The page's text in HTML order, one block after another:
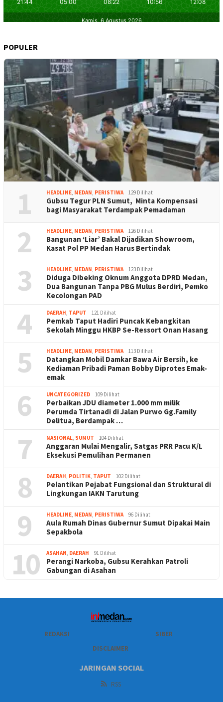
POPULER
1 HEADLINE, MEDAN, PERISTIWA 129 Dilihat
Gubsu Tegur PLN Sumut, Minta Kompensasi
bagi Masyarakat Terdampak Pemadaman
2 HEADLINE, MEDAN, PERISTIWA 126 Dilihat
Bangunan ‘Liar’ Bakal Dijadikan Showroom,
Kasat Pol PP Medan Harus Bertindak
3 HEADLINE, MEDAN, PERISTIWA 123 Dilihat
Diduga Dibeking Oknum Anggota DPRD Medan,
Dua Bangunan Tanpa PBG Mulus Berdiri, Pemko
Kecolongan PAD
4 DAERAH, TAPUT 121 Dilihat
Pemkab Taput Hadiri Puncak Kebangkitan
Sekolah Minggu HKBP Se-Ressort Onan Hasang
5 HEADLINE, MEDAN, PERISTIWA 113 Dilihat
Datangkan Mobil Damkar Bawa Air Bersih, ke
Kediaman Pribadi Paman Bobby Diprotes Emak-
emak
6 UNCATEGORIZED 109 Dilihat
Perbaikan JDU diameter 1.000 mm milik
Perumda Tirtanadi di Jalan Purwo Gg.Family
Delitua, Berdampak …
7 NASIONAL, SUMUT 104 Dilihat
Anggaran Mulai Mengalir, Satgas PRR Pacu K/L
Eksekusi Pemulihan Permanen
8 DAERAH, POLITIK, TAPUT 102 Dilihat
Pelantikan Pejabat Fungsional dan Struktural di
Lingkungan IAKN Tarutung
9 HEADLINE, MEDAN, PERISTIWA 96 Dilihat
Aula Rumah Dinas Gubernur Sumut Dipakai Main
Sepakbola
10 ASAHAN, DAERAH 91 Dilihat
Perangi Narkoba, Gubsu Kerahkan Patroli
Gabungan di Asahan
REDAKSI
SIBER
DISCLAIMER
JARINGAN SOCIAL
RSS